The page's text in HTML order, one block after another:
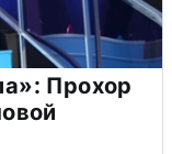
Прохор